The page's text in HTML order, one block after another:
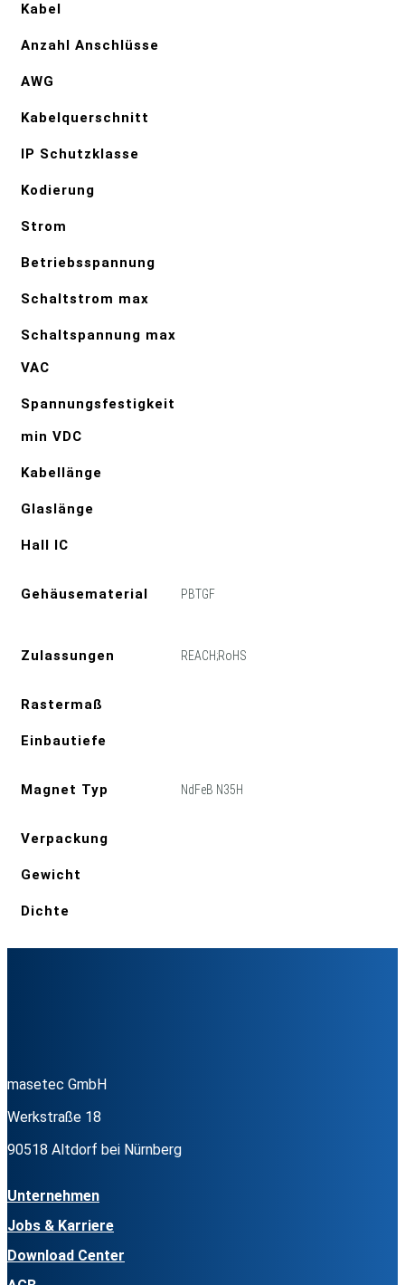
Kabel
Anzahl Anschlüsse
AWG
Kabelquerschnitt
IP Schutzklasse
Kodierung
Strom
Betriebsspannung
Schaltstrom max
Schaltspannung max
VAC
Spannungsfestigkeit
min VDC
Kabellänge
Glaslänge
Hall IC
Gehäusematerial PBTGF
Zulassungen REACH;RoHS
Rastermaß
Einbautiefe
Magnet Typ NdFeB N35H
Verpackung
Gewicht
Dichte
masetec GmbH
Werkstraße 18
90518 Altdorf bei Nürnberg
Unternehmen
Jobs & Karriere
Download Center